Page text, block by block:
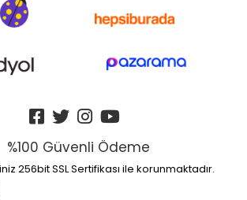
%100 Güvenli Ödeme
256bit SSL Sertifikası ile korunmaktadır.